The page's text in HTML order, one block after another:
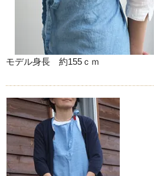
モデル身長 約155ｃｍ